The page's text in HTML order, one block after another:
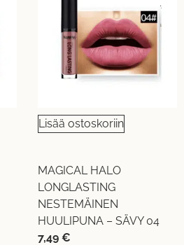
Lisää ostoskoriin
MAGICAL HALO
LONGLASTING
NESTEMÄINEN
HUULIPUNA – SÄVY 04
7,49 €